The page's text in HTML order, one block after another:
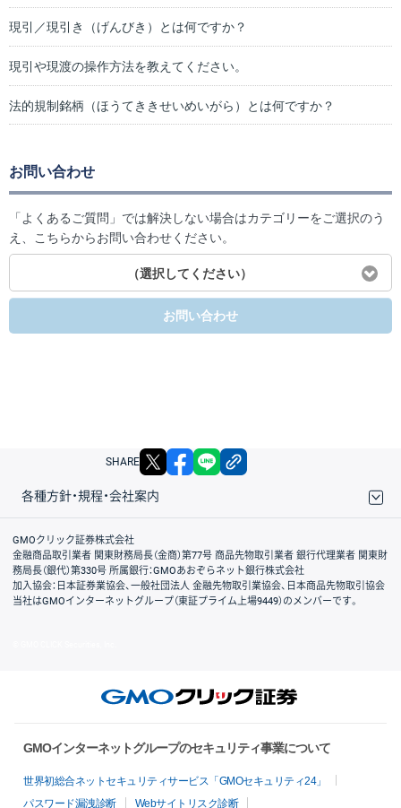
現引／現引き（げんびき）とは何ですか？
現引や現渡の操作方法を教えてください。
法的規制銘柄（ほうてききせいめいがら）とは何ですか？
お問い合わせ
「よくあるご質問」では解決しない場合はカテゴリーをご選択のう
え、こちらからお問い合わせください。
（選択してください）
お問い合わせ
SHARE X facebook
各種方針・規程・会社案内
取引規程・約款
サイトマップ
その他のご案内
個人情報保護方針
最良執行方針
サイトのご利用について
ディスクレイマー
信託保全
リスク説明
会社案内
GMOクリック証券株式会社
金融商品取引業者 関東財務局長（金商）第77号 商品先物取引業者 銀行代理業者 関東財
務局長（銀代）第330号 所属銀行：GMOあおぞらネット銀行株式会社
加入協会：日本証券業協会、一般社団法人 金融先物取引業協会、日本商品先物取引協会
当社はGMOインターネットグループ（東証プライム上場9449）のメンバーです。
GMOインターネットグループのセキュリティ事業について
世界初総合ネットセキュリティサービス「GMOセキュリティ24」
パスワード漏洩診断
Webサイトリスク診断